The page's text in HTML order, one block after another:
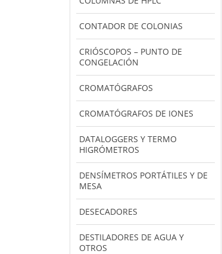
CONTADOR DE COLONIAS
CRIÓSCOPOS – PUNTO DE
CONGELACIÓN
CROMATÓGRAFOS
CROMATÓGRAFOS DE IONES
DATALOGGERS Y TERMO
HIGRÓMETROS
DENSÍMETROS PORTÁTILES Y DE
MESA
DESECADORES
DESTILADORES DE AGUA Y
OTROS